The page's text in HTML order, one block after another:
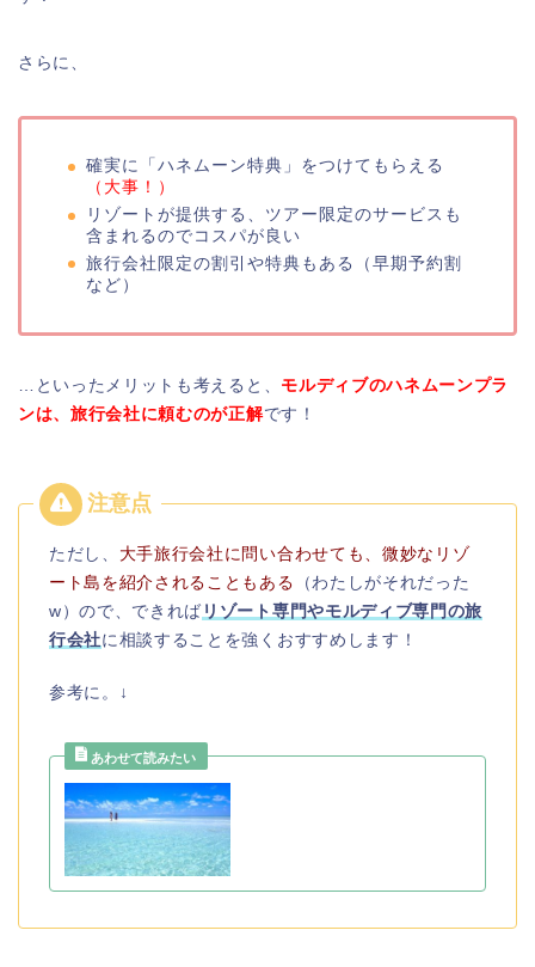
さらに、
確実に「ハネムーン特典」をつけてもらえる
（大事！）
リゾートが提供する、ツアー限定のサービスも
含まれるのでコスパが良い
旅行会社限定の割引や特典もある（早期予約割
など）
…といったメリットも考えると、 モルディブのハネムーンプラ
ンは、旅行会社に頼むのが正解です！
ただし、 大手旅行会社に問い合わせても、微妙なリゾ
ート島を紹介されることもある
（わたしがそれだった
w）ので、できれば リゾート専門やモルディブ専門の旅
行会社に相談することを強くおすすめします！
参考に。↓